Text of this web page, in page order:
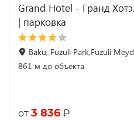
Grand Hotel - Гранд
| парковка
Baku, Fuzuli Park,Fuzuli
861 м до объекта
от 3 836 ₽